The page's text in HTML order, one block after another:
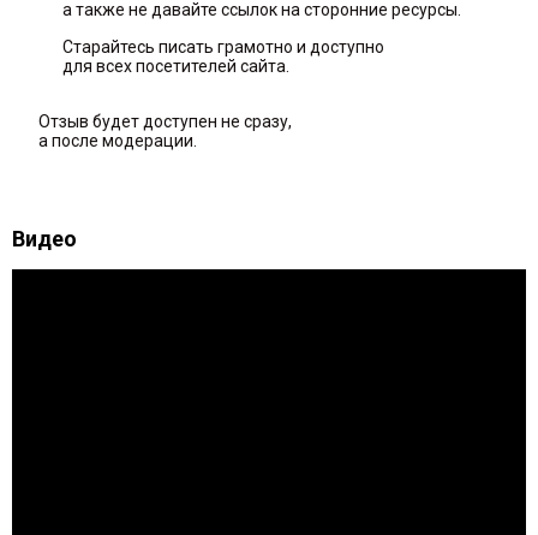
а также не давайте ссылок на сторонние ресурсы.
Старайтесь писать грамотно и доступно
для всех посетителей сайта.
Отзыв будет доступен не сразу,
а после модерации.
Видео